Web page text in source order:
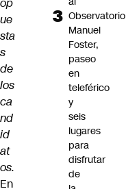
ue
sta
s
de
los
ca
nd
id
at
os.
En
Observatorio
Manuel
Foster,
paseo
en
teleférico
y
seis
lugares
para
disfrutar
de